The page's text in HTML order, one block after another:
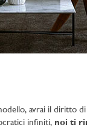
avrai il diritto
infiniti, noi ti